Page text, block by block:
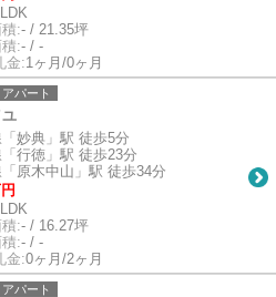
:- / 21.35坪
:- / -
金:1ヶ月/0ヶ月
パート
妙典」駅 徒歩5分
行徳」駅 徒歩23分
原木中山」駅 徒歩34分
:- / 16.27坪
:- / -
金:0ヶ月/2ヶ月
パート